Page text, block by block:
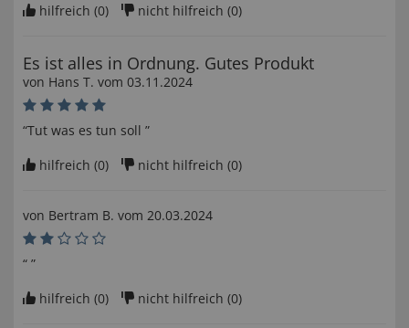
hilfreich (0) nicht hilfreich (0)
Es ist alles in Ordnung. Gutes Produkt
von Hans T. vom 03.11.2024
“Tut was es tun soll ”
hilfreich (0) nicht hilfreich (0)
von Bertram B. vom 20.03.2024
“ ”
hilfreich (0) nicht hilfreich (0)